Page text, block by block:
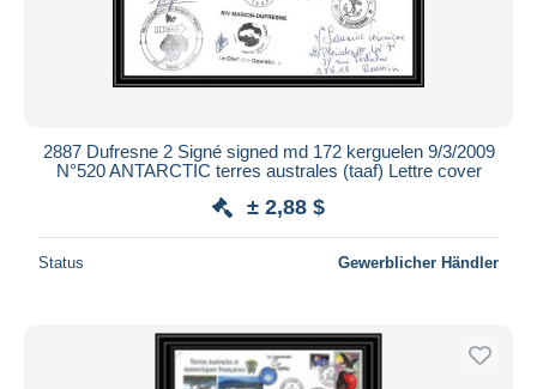
2887 Dufresne 2 Signé signed md 172 kerguelen 9/3/2009
N°520 ANTARCTIC terres australes (taaf) Lettre cover
± 2,88 $
Status Gewerblicher Händler